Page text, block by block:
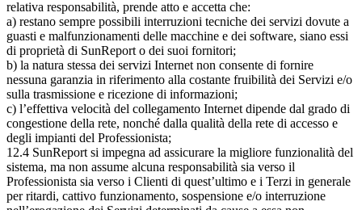
relativa responsabilità, prende atto e accetta che:
a) restano sempre possibili interruzioni tecniche dei servizi dovute a
guasti e malfunzionamenti delle macchine e dei software, siano essi
di proprietà di SunReport o dei suoi fornitori;
b) la natura stessa dei servizi Internet non consente di fornire
nessuna garanzia in riferimento alla costante fruibilità dei Servizi e/o
sulla trasmissione e ricezione di informazioni;
c) l’effettiva velocità del collegamento Internet dipende dal grado di
congestione della rete, nonché dalla qualità della rete di accesso e
degli impianti del Professionista;
12.4 SunReport si impegna ad assicurare la migliore funzionalità del
sistema, ma non assume alcuna responsabilità sia verso il
Professionista sia verso i Clienti di quest’ultimo e i Terzi in generale
per ritardi, cattivo funzionamento, sospensione e/o interruzione